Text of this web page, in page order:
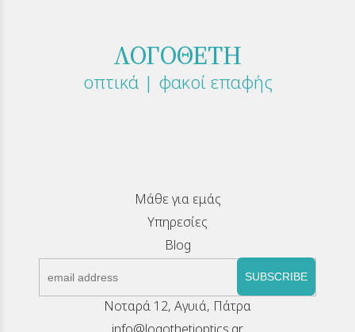
ΛΟΓΟΘΕΤΗ
οπτικά | φακοί επαφής
Μάθε για εμάς
Υπηρεσίες
Blog
SUBSCRIBE
Νοταρά 12, Αγυιά, Πάτρα
info@logothetioptics.gr